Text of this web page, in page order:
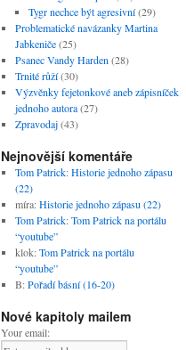
Tygr nechce být agresivní(29)
Problematické navázanky Martina
Jabkeniče(25)
Psanec Vandy Harden (28)
Trnité růží(30)
Výzvěnky fejetonkové aneb zápisníček
jednoho autora(27)
Zpravodaj(43)
Nejnovější komentáře
Tom Patrick:Historie jednoho zápasu
(22)
míra:Historie jednoho zápasu (22)
Tom Patrick:Tom Patrick na portálu
“youtube”
klok:Tom Patrick na portálu
“youtube”
B:Pořadí básní (16-20)
Nové kapitoly mailem
Your email: